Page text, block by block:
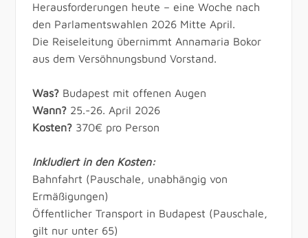
Herausforderungen heute – eine Woche nach
den Parlamentswahlen 2026 Mitte April.
Die Reiseleitung übernimmt Annamaria Bokor
aus dem Versöhnungsbund Vorstand.
Was?Budapest mit offenen Augen
Wann?25.-26. April 2026
Kosten? 370€ pro Person
Inkludiert in den Kosten:
Bahnfahrt (Pauschale, unabhängig von
Ermäßigungen)
Öffentlicher Transport in Budapest (Pauschale,
gilt nur unter 65)